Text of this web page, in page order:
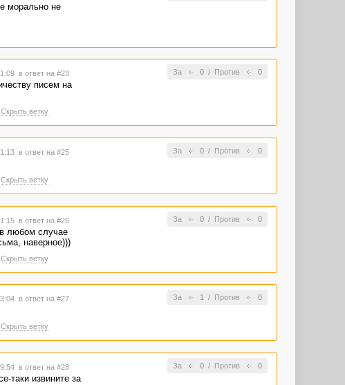
морально не
За 0/ Против 0
в ответ на #23
писем на
Скрыть ветку
За 0/ Против 0
в ответ на #25
Скрыть ветку
За 0/ Против 0
в ответ на #26
любом случае
наверное)))
Скрыть ветку
За 1 / Против 0
в ответ на #27
Скрыть ветку
За 0/ Против 0
в ответ на #28
таки извините за